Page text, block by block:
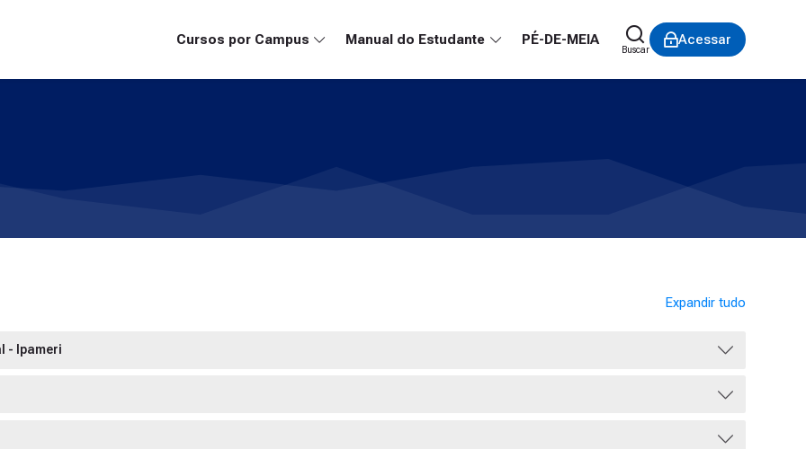
Cursos por Campus
Manual do Estudante PÉ-DE-MEIA
Buscar
Acessar
Expandir tudo
- Ipameri